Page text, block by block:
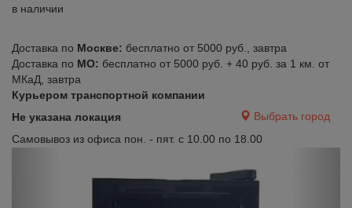
в наличии
Доставка по Москве: бесплатно от 5000 руб., завтра
Доставка по МО: бесплатно от 5000 руб. + 40 руб. за 1 км. от
МКаД, завтра
Курьером транспортной компании
Не указана локация
Выбрать город
Самовывоз из офиса пон. - пят. с 10.00 по 18.00